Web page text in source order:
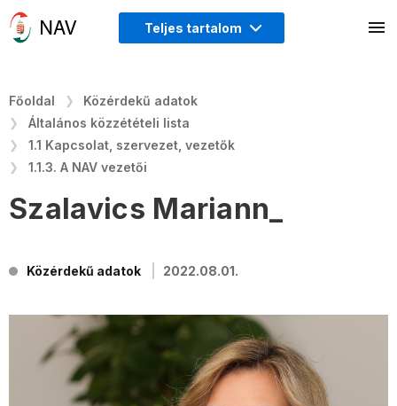
Teljes tartalom
Főoldal
Közérdekű adatok
Általános közzétételi lista
1.1 Kapcsolat, szervezet, vezetők
1.1.3. A NAV vezetői
Szalavics Mariann_
Közérdekű adatok 2022.08.01.